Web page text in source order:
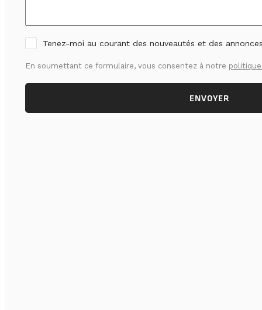
Tenez-moi au courant des nouveautés et des
En soumettant ce formulaire, vous consentez à notre
ENVOYER